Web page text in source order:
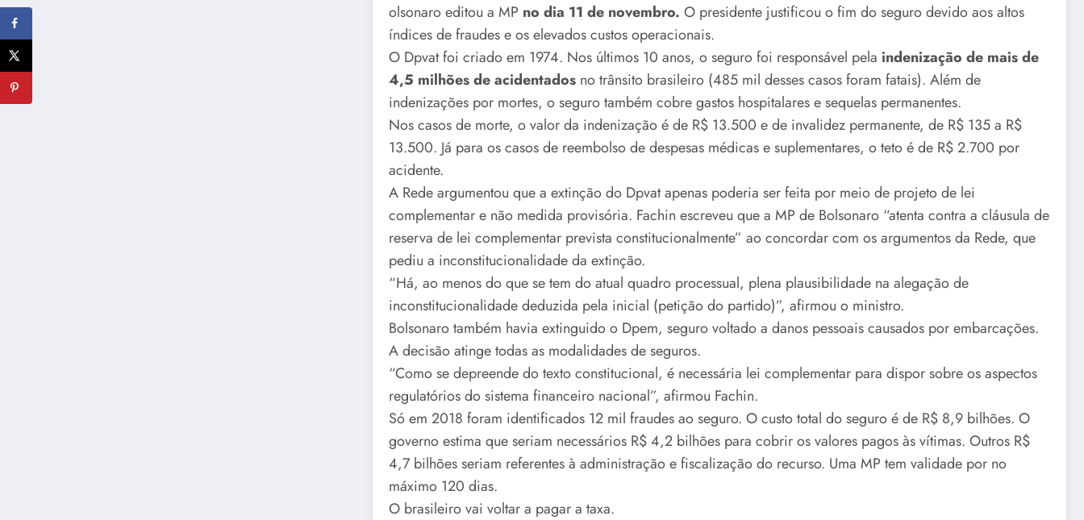
olsonaro editou a MP no dia 11 de novembro. O presidente justificou o fim do seguro devido aos altos
índices de fraudes e os elevados custos operacionais.
O Dpvat foi criado em 1974. Nos últimos 10 anos, o seguro foi responsável pela indenização de mais de
4,5 milhões de acidentados no trânsito brasileiro (485 mil desses casos foram fatais). Além de
indenizações por mortes, o seguro também cobre gastos hospitalares e sequelas permanentes.
Nos casos de morte, o valor da indenização é de R$ 13.500 e de invalidez permanente, de R$ 135 a R$
13.500. Já para os casos de reembolso de despesas médicas e suplementares, o teto é de R$ 2.700 por
acidente.
A Rede argumentou que a extinção do Dpvat apenas poderia ser feita por meio de projeto de lei
complementar e não medida provisória. Fachin escreveu que a MP de Bolsonaro “atenta contra a cláusula de
reserva de lei complementar prevista constitucionalmente” ao concordar com os argumentos da Rede, que
pediu a inconstitucionalidade da extinção.
“Há, ao menos do que se tem do atual quadro processual, plena plausibilidade na alegação de
inconstitucionalidade deduzida pela inicial (petição do partido)”, afirmou o ministro.
Bolsonaro também havia extinguido o Dpem, seguro voltado a danos pessoais causados por embarcações.
A decisão atinge todas as modalidades de seguros.
“Como se depreende do texto constitucional, é necessária lei complementar para dispor sobre os aspectos
regulatórios do sistema financeiro nacional”, afirmou Fachin.
Só em 2018 foram identificados 12 mil fraudes ao seguro. O custo total do seguro é de R$ 8,9 bilhões. O
governo estima que seriam necessários R$ 4,2 bilhões para cobrir os valores pagos às vítimas. Outros R$
4,7 bilhões seriam referentes à administração e fiscalização do recurso. Uma MP tem validade por no
máximo 120 dias.
O brasileiro vai voltar a pagar a taxa.